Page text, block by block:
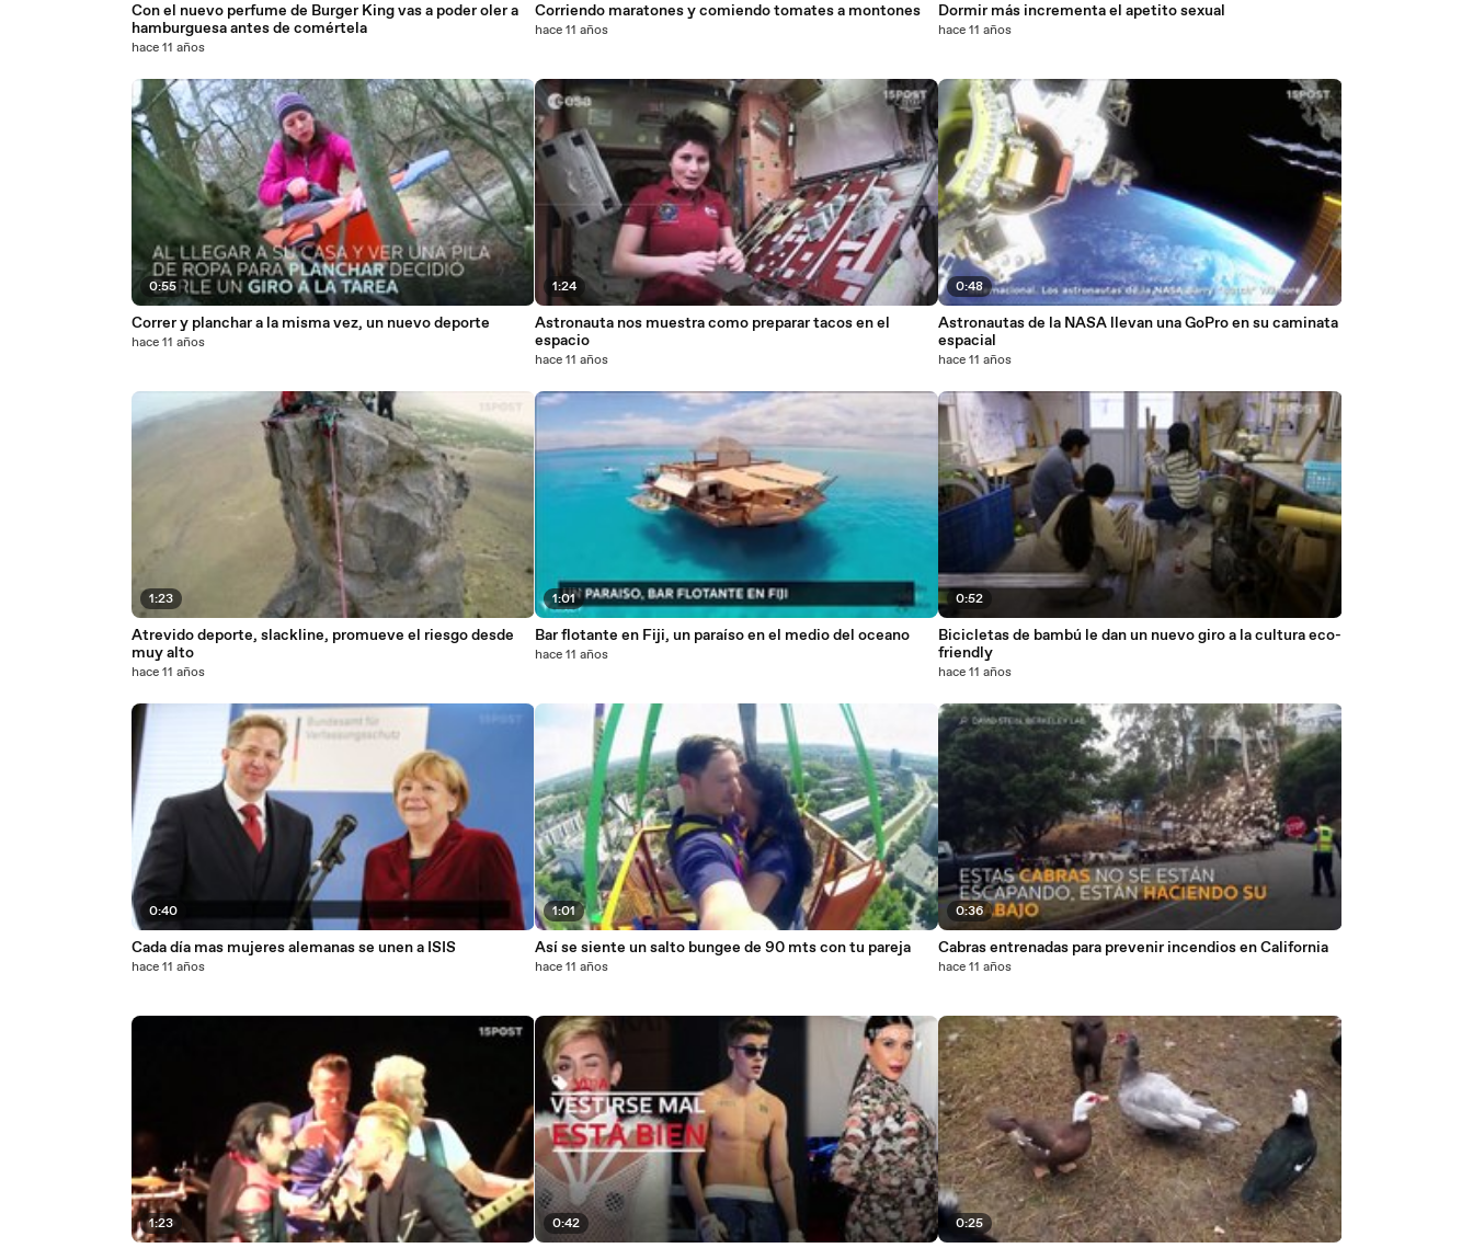
Con el nuevo perfume de Burger King vas a poder oler a
hamburguesa antes de comértela
hace 11 años
0:55
Correr y planchar a la misma vez, un nuevo deporte
hace 11 años
1:23
Atrevido deporte, slackline, promueve el riesgo desde
muy alto
hace 11 años
0:40
Cada día mas mujeres alemanas se unen a ISIS
hace 11 años
1:23
Corriendo maratones y comiendo tomates a montones
hace 11 años
1:24
Astronauta nos muestra como preparar tacos en el
espacio
hace 11 años
1:01
Bar flotante en Fiji, un paraíso en el medio del oceano
hace 11 años
1:01
Así se siente un salto bungee de 90 mts con tu pareja
hace 11 años
0:42
Dormir más incrementa el apetito sexual
hace 11 años
0:48
Astronautas de la NASA llevan una GoPro en su caminata
espacial
hace 11 años
0:52
Bicicletas de bambú le dan un nuevo giro a la cultura eco-
friendly
hace 11 años
0:36
Cabras entrenadas para prevenir incendios en California
hace 11 años
0:25